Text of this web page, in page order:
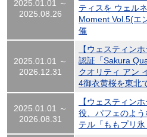
2025.01.01 ～
2025.08.26
ティスを ウェル
Moment Vol.5(エ
催
2025.01.01 ～
2026.12.31
【ウェスティン
認証「Sakura
クオリティ アン
4御衣黄桜を東北
2025.01.01 ～
2026.08.31
【ウェスティン
役、パフェのよ
テル「ももプリ氷